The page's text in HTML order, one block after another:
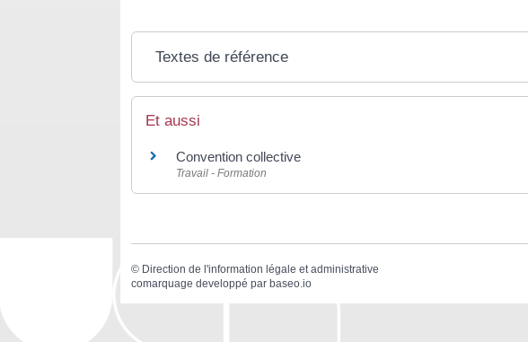
Textes de référence
Et aussi
Convention collective
Travail - Formation
© Direction de l'information légale et administrative
comarquage developpé par baseo.io